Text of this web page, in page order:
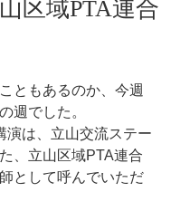
区域PTA連合
ともあるのか、今週
週でした。
演は、立山交流ステー
、立山区域PTA連合
として呼んでいただ